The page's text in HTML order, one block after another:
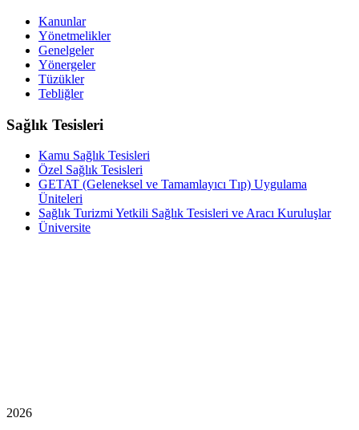
Kanunlar
Yönetmelikler
Genelgeler
Yönergeler
Tüzükler
Tebliğler
Sağlık Tesisleri
Kamu Sağlık Tesisleri
Özel Sağlık Tesisleri
GETAT (Geleneksel ve Tamamlayıcı Tıp) Uygulama
Üniteleri
Sağlık Turizmi Yetkili Sağlık Tesisleri ve Aracı Kuruluşlar
Üniversite
2026